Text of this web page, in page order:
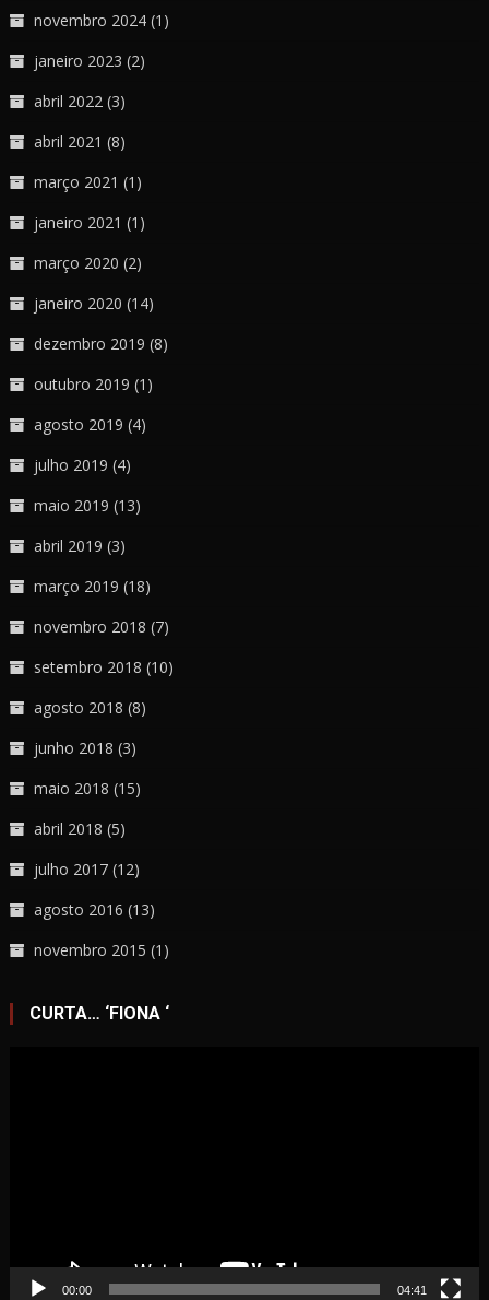
novembro 2024 (1)
janeiro 2023 (2)
abril 2022 (3)
abril 2021 (8)
março 2021 (1)
janeiro 2021 (1)
março 2020 (2)
janeiro 2020 (14)
dezembro 2019 (8)
outubro 2019 (1)
agosto 2019 (4)
julho 2019 (4)
maio 2019 (13)
abril 2019 (3)
março 2019 (18)
novembro 2018 (7)
setembro 2018 (10)
agosto 2018 (8)
junho 2018 (3)
maio 2018 (15)
abril 2018 (5)
julho 2017 (12)
agosto 2016 (13)
novembro 2015 (1)
CURTA… ‘FIONA ‘
00:00 04:41